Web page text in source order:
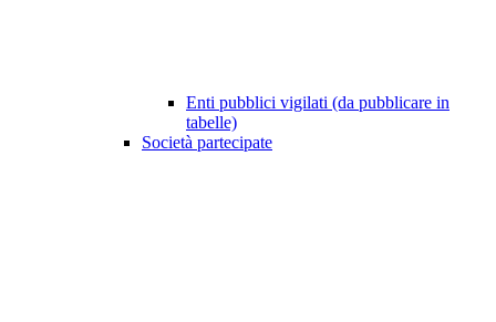
Enti pubblici vigilati (da pubblicare in
tabelle)
Società partecipate